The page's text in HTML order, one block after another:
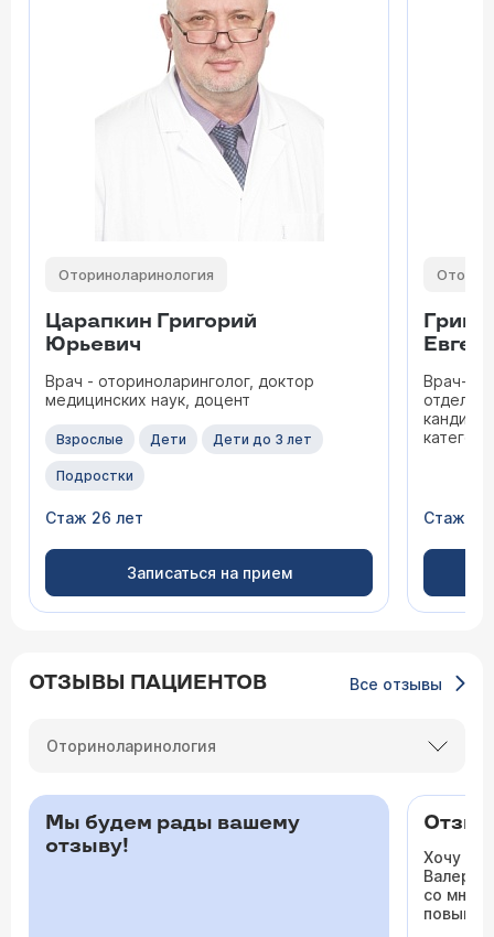
Оториноларинология
Царапкин Григорий
Юрьевич
Врач - оториноларинголог, доктор
медицинских наук, доцент
Взрослые Дети Дети до 3 лет
Подростки
Стаж 26 лет
Записаться на прием
Врач-
Стаж 32
ОТЗЫВЫ ПАЦИЕНТОВ Все отзывы
Оториноларинология
Мы будем рады вашему
отзыву!
Хочу
со мной